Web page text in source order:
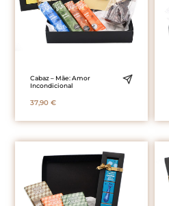
Cabaz – Mãe: Amor
Incondicional
37,90€